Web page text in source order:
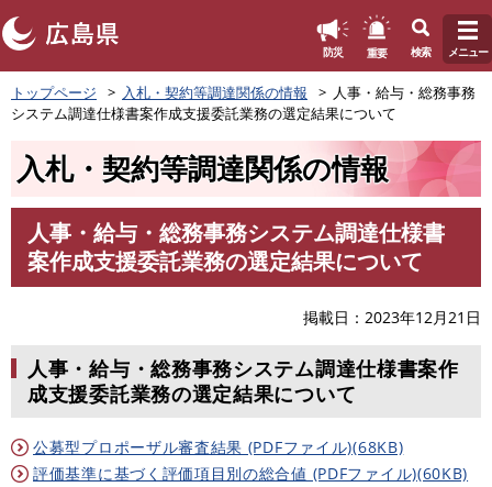
ペ
ー
ジ
防災 重要 検索 メニュー
トップページ 入札・契約等調達関係の情報
人事・給与・総務事務
システム調達仕様書案作成支援委託業務の選定結果について
入札・契約等調達関係の情報
人事・給与・総務事務システム調達仕様書
案作成支援委託業務の選定結果について
掲載日 2023年12月21日
人事・給与・総務事務システム調達仕様書案作
成支援委託業務の選定結果について
公募型プロポーザル審査結果 (PDFファイル)(68KB)
評価基準に基づく評価項目別の総合値 (PDFファイル)(60KB)